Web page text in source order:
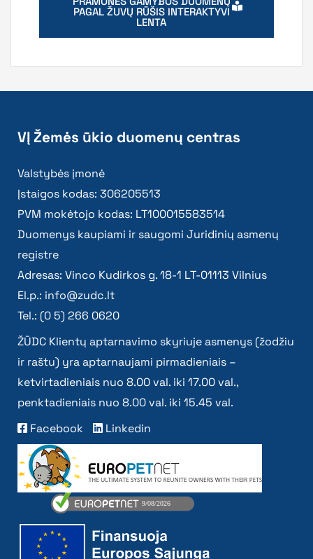
PAGAL ŽUVŲ RŪŠIS INTERAKTYVI
LENTA
VĮ Žemės ūkio duomenų centras
Valstybės įmonė
Įstaigos kodas: 306205513
PVM mokėtojo kodas: LT100015583514
Duomenys kaupiami ir saugomi Juridinių asmenų
registre
Adresas: Vinco Kudirkos g. 18-1 LT-01113 Vilnius
El.p.: info@zudc.lt
Tel.: (0 5) 266 0620
ŽŪDC Klientų aptarnavimo skyriuje asmenys (žodžiu
ir raštu) yra aptarnaujami pirmadieniais –
ketvirtadieniais nuo 8.00 val. iki 17.00 val.,
penktadieniais nuo 8.00 val. iki 15.45 val.
Facebook
Linkedin